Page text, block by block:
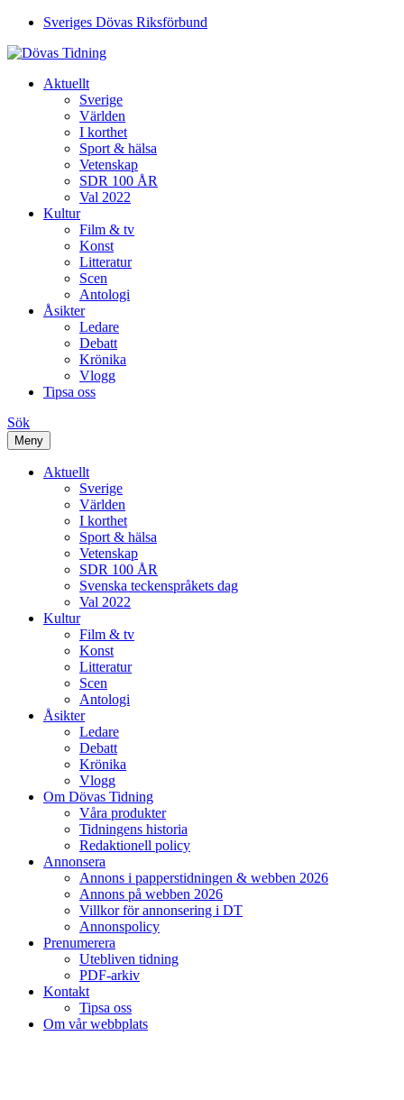
Sveriges Dövas Riksförbund
Aktuellt
Sverige
Världen
I korthet
Sport & hälsa
Vetenskap
SDR 100 ÅR
Val 2022
Kultur
Film & tv
Konst
Litteratur
Scen
Antologi
Åsikter
Ledare
Debatt
Krönika
Vlogg
Tipsa oss
Sök
Meny
Aktuellt
Sverige
Världen
I korthet
Sport & hälsa
Vetenskap
SDR 100 ÅR
Svenska teckenspråkets dag
Val 2022
Kultur
Film & tv
Konst
Litteratur
Scen
Antologi
Åsikter
Ledare
Debatt
Krönika
Vlogg
Om Dövas Tidning
Våra produkter
Tidningens historia
Redaktionell policy
Annonsera
Annons i papperstidningen & webben 2026
Annons på webben 2026
Villkor för annonsering i DT
Annonspolicy
Prenumerera
Utebliven tidning
PDF-arkiv
Kontakt
Tipsa oss
Om vår webbplats